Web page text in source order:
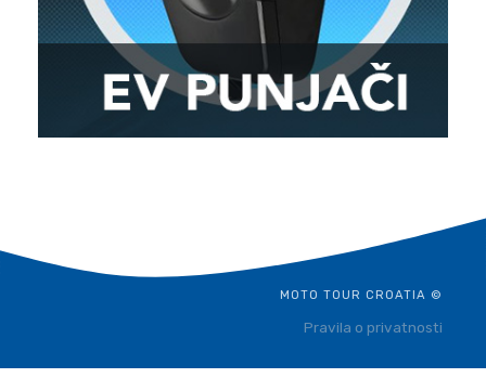
MOTO TOUR CROATIA ©
Pravila o privatnosti